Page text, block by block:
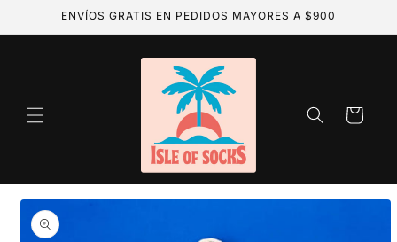
directamente
al contenido
ENVÍOS GRATIS EN PEDIDOS MAYORES A $900
Carrito
Ir
directamente
información